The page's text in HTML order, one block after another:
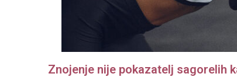
Znojenje nije pokazatelj sagorelih